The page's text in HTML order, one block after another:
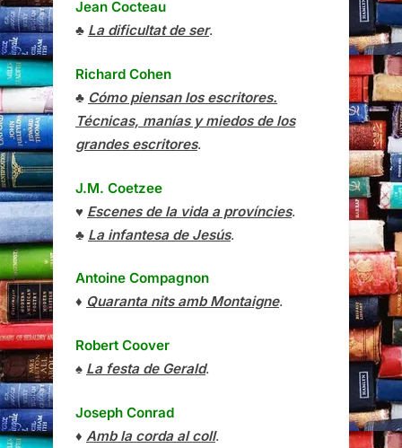
Jean Cocteau
♣ La dificultat de ser.
Richard Cohen
♣ Cómo piensan los escritores.
Técnicas, manías y miedos de los
grandes escritores.
J.M. Coetzee
♥ Escenes de la vida a províncies.
♣ La infantesa de Jesús.
Antoine Compagnon
♦ Quaranta nits amb Montaigne.
Robert Coover
♠ La festa de Gerald.
Joseph Conrad
♦ Amb la corda al coll.